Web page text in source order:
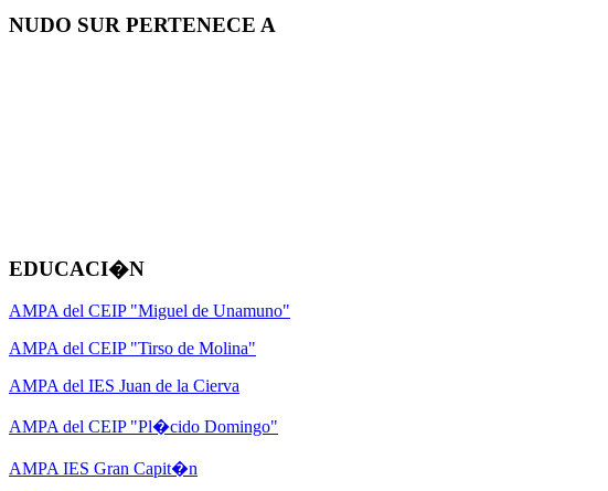
NUDO SUR PERTENECE A
EDUCACI�N
AMPA del CEIP "Miguel de Unamuno"
AMPA del CEIP "Tirso de Molina"
AMPA del IES Juan de la Cierva
AMPA del CEIP "Pl�cido Domingo"
AMPA IES Gran Capit�n